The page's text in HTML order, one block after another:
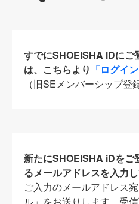
すでにSHOEISHA iDにご
は、こちらより 「ログイン
（旧SEメンバーシップ登
新たにSHOEISHA iDをご
るメールアドレスを入力し
ご入力のメールアドレス